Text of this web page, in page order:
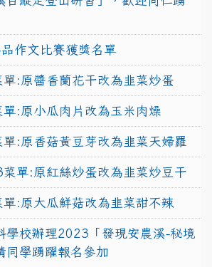
作文比賽獲獎名單
:原醬香蘭花干改為韭菜炒蛋
:原小瓜肉片改為玉米肉燥
:原香菇黃豆芽改為韭菜天婦羅
單:原紅絲炒蛋改為韭菜炒豆干
:原大瓜鮮菇改為韭菜甜不辣
學校辦理2023「發現安農溪-秘境
同學踴躍報名參加